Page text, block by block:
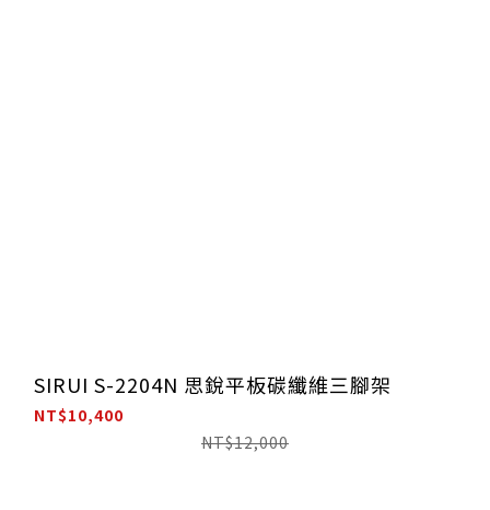
SIRUI S-2204N 思銳平板碳纖維三腳架
NT$10,400
NT$12,000